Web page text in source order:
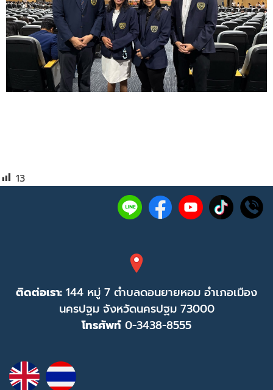
13
ติดต่อเรา: 144 หมู่ 7 ตำบลดอนยายหอม อำเภอเมือง
นครปฐม จังหวัดนครปฐม 73000
โทรศัพท์ 0-3438-8555